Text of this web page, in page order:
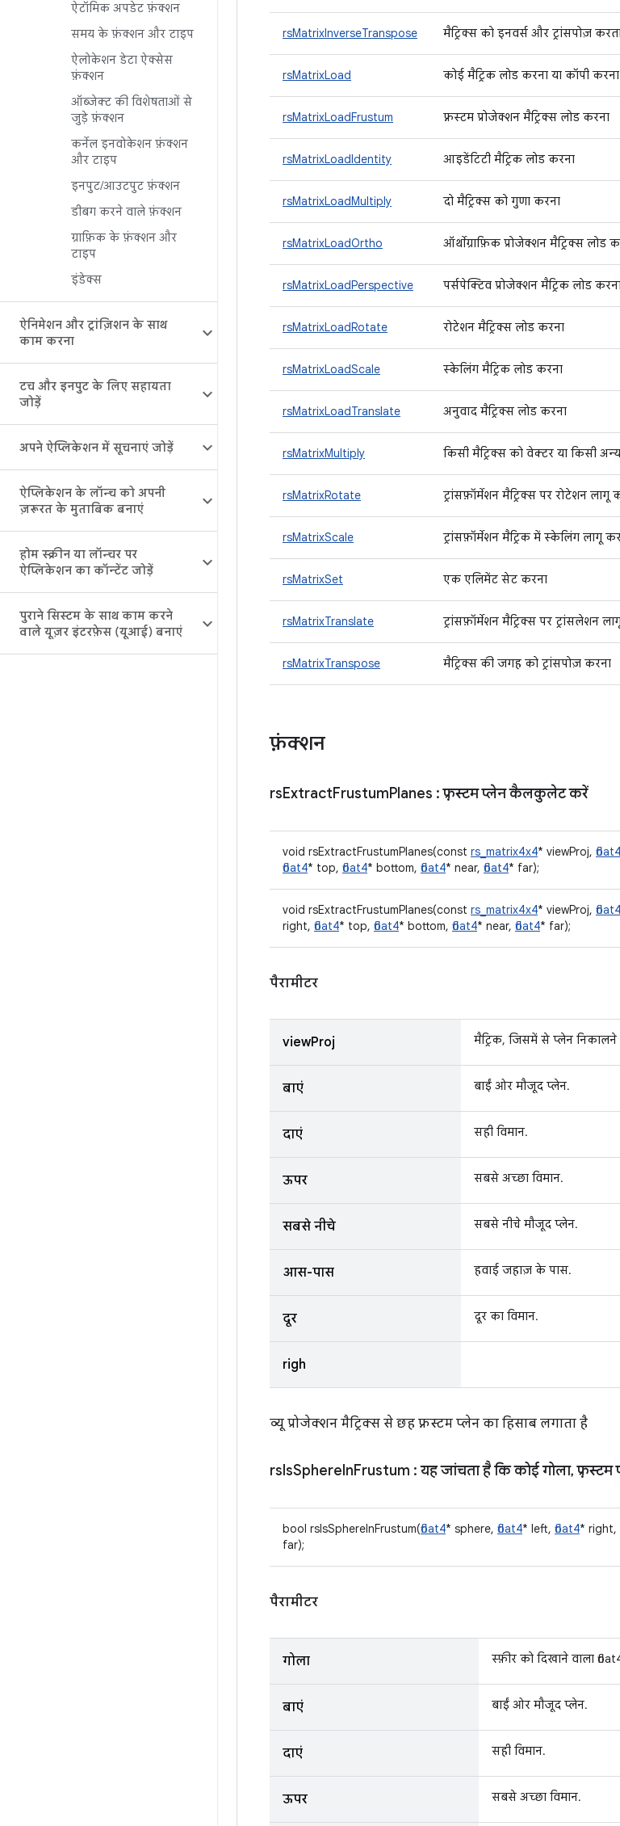
ऐटॉमिक अपडेट फ़ंक्शन
समय के फ़ंक्शन और टाइप
ऐलोकेशन डेटा ऐक्सेस
फ़ंक्शन
ऑब्जेक्ट की विशेषताओं से
जुड़े फ़ंक्शन
कर्नेल इनवोकेशन फ़ंक्शन
और टाइप
इनपुट/आउटपुट फ़ंक्शन
डीबग करने वाले फ़ंक्शन
ग्राफ़िक के फ़ंक्शन और
टाइप
इंडेक्स
ऐनिमेशन और ट्रांज़िशन के साथ
काम करना
टच और इनपुट के लिए सहायता
जोड़ें
अपने ऐप्लिकेशन में सूचनाएं जोड़ें
ऐप्लिकेशन के लॉन्च को अपनी
ज़रूरत के मुताबिक बनाएं
होम स्क्रीन या लॉन्चर पर
ऐप्लिकेशन का कॉन्टेंट जोड़ें
पुराने सिस्टम के साथ काम करने
वाले यूज़र इंटरफ़ेस (यूआई) बनाएं
rsMatrixInverseTranspose मैट्रिक्स को इनवर्स और ट्रांसपोज़
rsMatrixLoad कोई मैट्रिक लोड करना या कॉपी करना
rsMatrixLoadFrustum फ़्रस्टम प्रोजेक्शन मैट्रिक्स लोड करना
rsMatrixLoadIdentity आइडेंटिटी मैट्रिक लोड करना
rsMatrixLoadMultiply दो मैट्रिक्स को गुणा करना
rsMatrixLoadOrtho ऑर्थोग्राफ़िक प्रोजेक्शन मैट्रिक्स लोड
rsMatrixLoadPerspective पर्सपेक्टिव प्रोजेक्शन मैट्रिक लोड
rsMatrixLoadRotate रोटेशन मैट्रिक्स लोड करना
rsMatrixLoadScale स्केलिंग मैट्रिक लोड करना
rsMatrixLoadTranslate अनुवाद मैट्रिक्स लोड करना
rsMatrixMultiply किसी मैट्रिक्स को वेक्टर या किसी
rsMatrixRotate ट्रांसफ़ॉर्मेशन मैट्रिक्स पर रोटेशन लागू
rsMatrixScale ट्रांसफ़ॉर्मेशन मैट्रिक में स्केलिंग लागू
rsMatrixSet एक एलिमेंट सेट करना
rsMatrixTranslate ट्रांसफ़ॉर्मेशन मैट्रिक्स पर ट्रांसलेशन
rsMatrixTranspose मैट्रिक्स की जगह को ट्रांसपोज़ करना
फ़ंक्शन
rsExtractFrustumPlanes : फ़्रस्टम प्लेन कैलकुलेट करें
void rsExtractFrustumPlanes(const rs_matrix4x4* viewProj, float4
float4* top, float4* bottom, float4* near, float4* far);
void rsExtractFrustumPlanes(const rs_matrix4x4* viewProj, float4
right, float4* top, float4* bottom, float4* near, float4* far);
पैरामीटर
viewProj मैट्रिक, जिसमें से प्लेन निकालने
बाएं बाईं ओर मौजूद प्लेन.
दाएं सही विमान.
ऊपर सबसे अच्छा विमान.
सबसे नीचे सबसे नीचे मौजूद प्लेन.
आस-पास हवाई जहाज़ के पास.
दूर दूर का विमान.
righ
व्यू प्रोजेक्शन मैट्रिक्स से छह फ़्रस्टम प्लेन का हिसाब लगाता है
rs IsSphere InFrustum : यह जांचता है कि कोई गोला,फ़्रस्टम
bool rsIsSphereInFrustum(float4* sphere, float4* left, float4* right,
far);
पैरामीटर
गोला स्फ़ीर को दिखाने वाला
बाएं बाईं ओर मौजूद प्लेन.
दाएं सही विमान.
ऊपर सबसे अच्छा विमान.